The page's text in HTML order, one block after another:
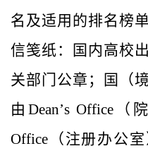
名及适用的排名榜
信笺纸：国内高校
关部门公章；国（
由 Dean’s Office（
Office （注册办公